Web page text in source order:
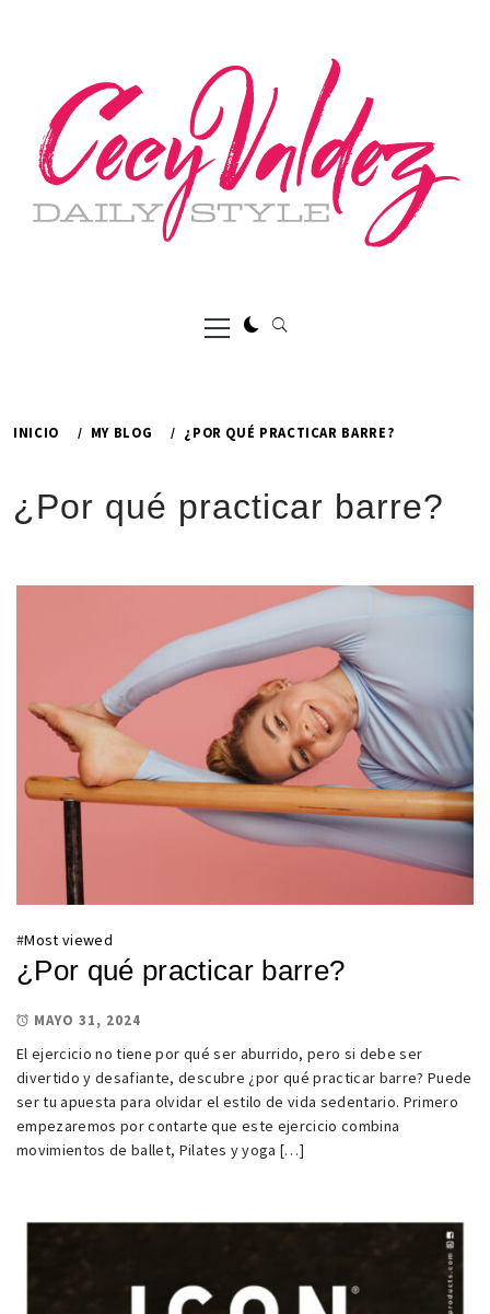
Menú
principal
INICIO MY BLOG ¿POR QUÉ PRACTICAR BARRE?
¿Por qué practicar barre?
#Most viewed
¿Por qué practicar barre?
MAYO 31, 2024
El ejercicio no tiene por qué ser aburrido, pero si debe ser
divertido y desafiante, descubre ¿por qué practicar barre? Puede
ser tu apuesta para olvidar el estilo de vida sedentario. Primero
empezaremos por contarte que este ejercicio combina
movimientos de ballet, Pilates y yoga […]